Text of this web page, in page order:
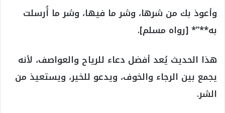
وأعوذ بك من شرها، وشر ما فيها، وشر ما أُرسلت
به**”* [رواه مسلم].
هذا الحديث يُعد أفضل دعاء للرياح والعواصف، لأنه
يجمع بين الرجاء والخوف، ويدعو للخير، ويستعيذ من
الشر.